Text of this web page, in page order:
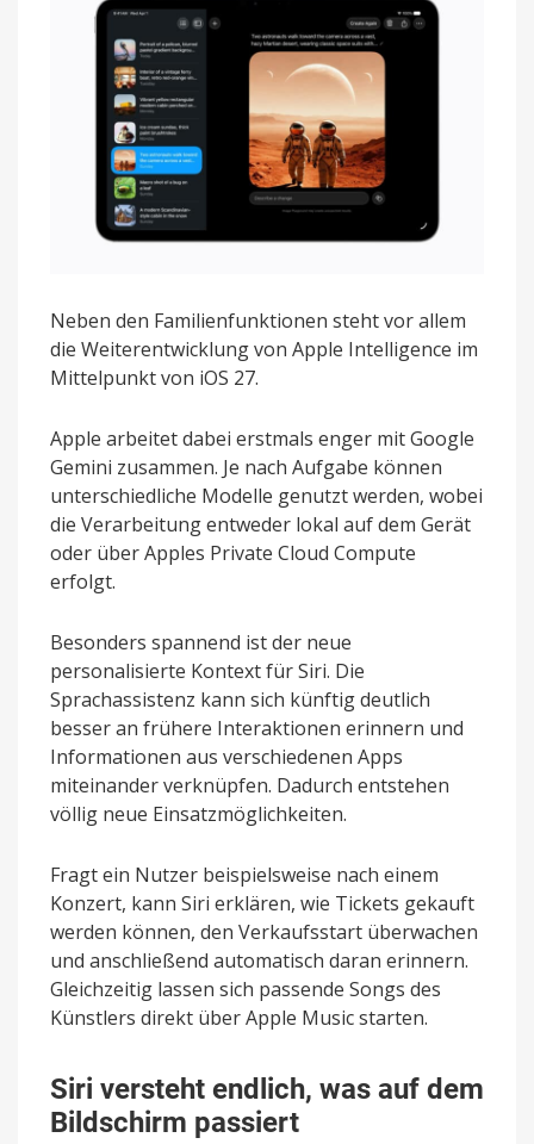
Neben den Familienfunktionen steht vor allem
die Weiterentwicklung von Apple Intelligence im
Mittelpunkt von iOS 27.
Apple arbeitet dabei erstmals enger mit Google
Gemini zusammen. Je nach Aufgabe können
unterschiedliche Modelle genutzt werden, wobei
die Verarbeitung entweder lokal auf dem Gerät
oder über Apples Private Cloud Compute
erfolgt.
Besonders spannend ist der neue
personalisierte Kontext für Siri. Die
Sprachassistenz kann sich künftig deutlich
besser an frühere Interaktionen erinnern und
Informationen aus verschiedenen Apps
miteinander verknüpfen. Dadurch entstehen
völlig neue Einsatzmöglichkeiten.
Fragt ein Nutzer beispielsweise nach einem
Konzert, kann Siri erklären, wie Tickets gekauft
werden können, den Verkaufsstart überwachen
und anschließend automatisch daran erinnern.
Gleichzeitig lassen sich passende Songs des
Künstlers direkt über Apple Music starten.
Siri versteht endlich, was auf dem
Bildschirm passiert